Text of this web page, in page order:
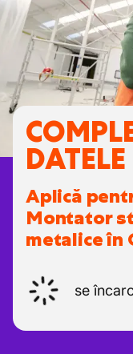
DATELE
Aplică
Montator
metalice în
se